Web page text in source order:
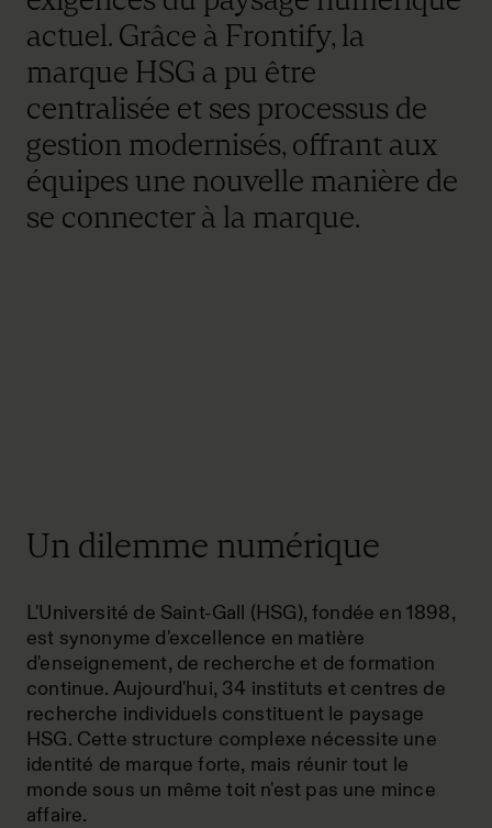
actuel. Grâce à Frontify, la
marque HSG a pu être
centralisée et ses processus de
gestion modernisés, offrant aux
équipes une nouvelle manière de
se connecter à la marque.
Un dilemme numérique
L'Université de Saint-Gall (HSG), fondée en 1898,
est synonyme d'excellence en matière
d'enseignement, de recherche et de formation
continue. Aujourd'hui, 34 instituts et centres de
recherche individuels constituent le paysage
HSG. Cette structure complexe nécessite une
identité de marque forte, mais réunir tout le
monde sous un même toit n'est pas une mince
affaire.